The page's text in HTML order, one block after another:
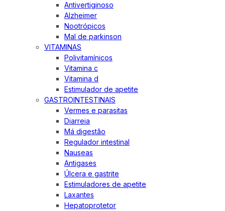
Antivertiginoso
Alzheimer
Nootrópicos
Mal de parkinson
VITAMINAS
Polivitamínicos
Vitamina c
Vitamina d
Estimulador de apetite
GASTROINTESTINAIS
Vermes e parasitas
Diarreia
Má digestão
Regulador intestinal
Nauseas
Antigases
Úlcera e gastrite
Estimuladores de apetite
Laxantes
Hepatoprotetor